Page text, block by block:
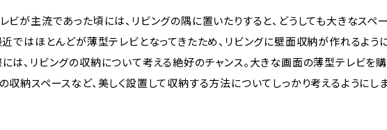
ビが主流であった頃には、リビングの隅に置いたりすると、どうしても大きなスペ
近ではほとんどが薄型テレビとなってきたため、リビングに壁面収納が作れるよう
は、リビングの収納について考える絶好のチャンス。大きな画面の薄型テレビを
収納スペースなど、美しく設置して収納する方法についてしっかり考えるようにしま